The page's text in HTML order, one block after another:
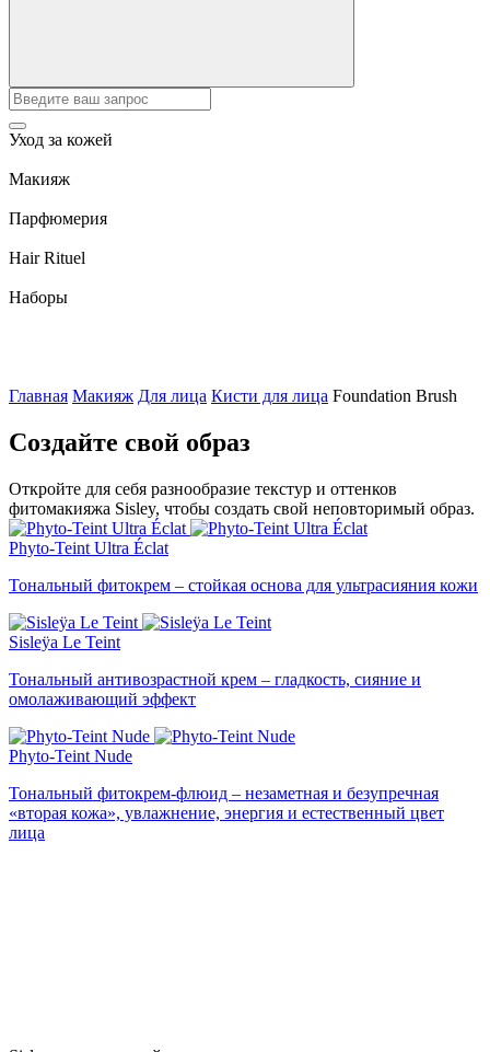
Уход за кожей
Макияж
Парфюмерия
Hair Rituel
Наборы
Главная Макияж Для лица Кисти для лица Foundation Brush
Создайте свой образ
Откройте для себя разнообразие текстур и оттенков
фитомакияжа Sisley, чтобы создать свой неповторимый образ.
Phyto-Teint Ultra Éclat
Тональный фитокрем – стойкая основа для ультрасияния кожи
Sisleÿa Le Teint
Тональный антивозрастной крем – гладкость, сияние и
омолаживающий эффект
Phyto-Teint Nude
Тональный фитокрем-флюид – незаметная и безупречная
«вторая кожа», увлажнение, энергия и естественный цвет
лица